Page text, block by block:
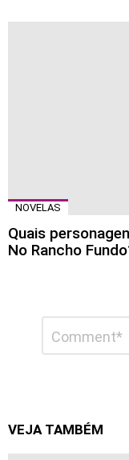
NOVELAS
Quais
No Rancho
comentário
VEJA TAMBÉM